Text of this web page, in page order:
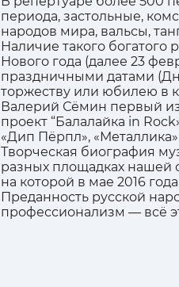
периода, застольные,
народов мира, вальсы,
Наличие такого
Нового года (далее 23
праздничными датами
торжеству или юбилею в
Валерий Сёмин первый
проект “Балалайка in
«Дип Пёрпл», «Металлика»
Творческая биография
разных площадках нашей
на которой в мае 2016
Преданность русской
профессионализм — всё